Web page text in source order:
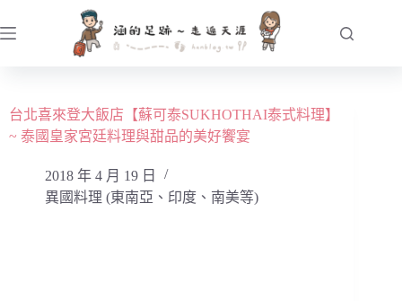
至
容台北喜來登大飯店【蘇可泰SUKHOTHAI泰式料理】
~ 泰國皇家宮廷料理與甜品的美好饗宴
2018 年 4 月 19 日
異國料理 (東南亞、印度、南美等)